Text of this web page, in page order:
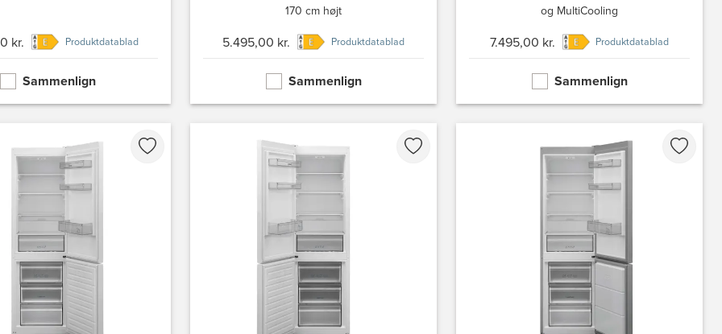
kr. Produktdatablad
Sammenlign
170 cm højt
5.495,00 kr. Produktdatablad
Sammenlign
og MultiCooling
7.495,00 kr. Produktdatablad
Sammenlign